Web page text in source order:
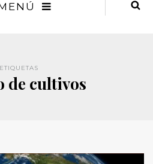
ETIQUETAS
de cultivos